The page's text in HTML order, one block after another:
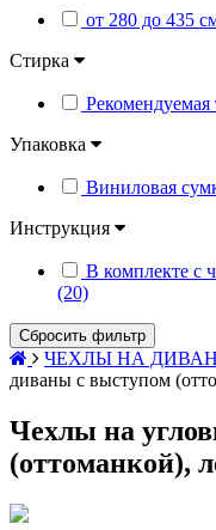
от 280 до 435
Стирка
Рекомендуемая
Упаковка
Виниловая
Инструкция
В комплекте с
(20)
Сбросить фильтр
ЧЕХЛЫ НА
диваны с выступом
Чехлы на
(оттоманкой),